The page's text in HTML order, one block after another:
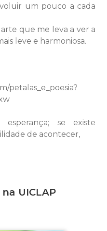
um pouco a cada
que me leva a ver a
leve e harmoniosa.
petalas_e_poesia?
se existe
de acontecer,
UICLAP